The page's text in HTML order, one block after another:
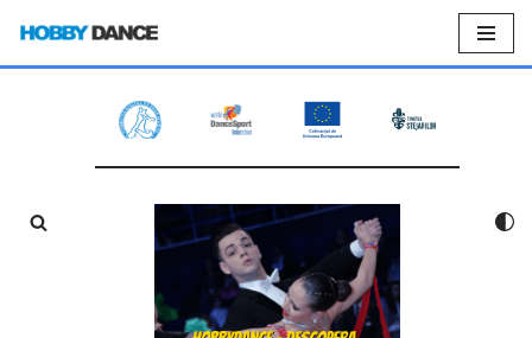
Sari